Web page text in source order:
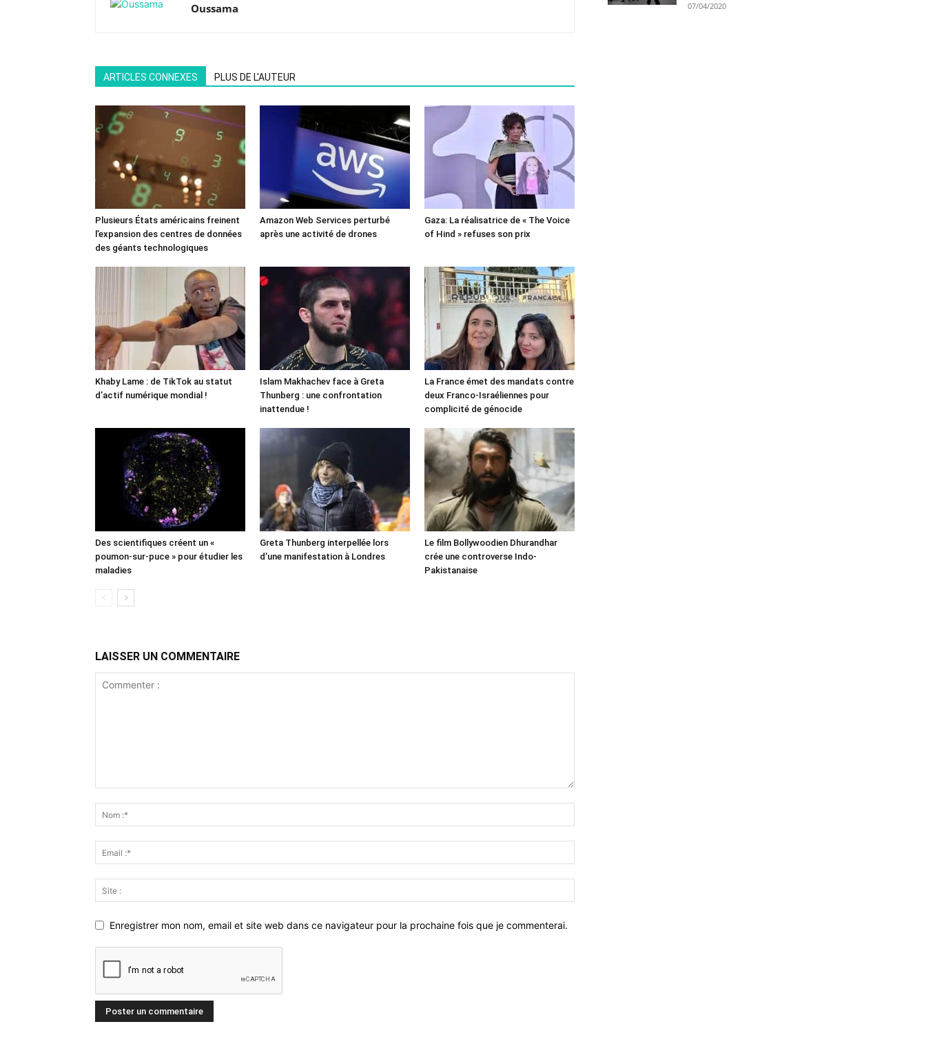
Oussama
ARTICLES CONNEXES PLUS DE L'AUTEUR
Plusieurs États américains freinent
l’expansion des centres de données
des géants technologiques
Amazon Web Services perturbé
après une activité de drones
Gaza: La réalisatrice de « The Voice
of Hind » refuses son prix
Khaby Lame : de TikTok au statut
d’actif numérique mondial !
Islam Makhachev face à Greta
Thunberg : une confrontation
inattendue !
La France émet des mandats contre
deux Franco-Israéliennes pour
complicité de génocide
Des scientifiques créent un «
poumon-sur-puce » pour étudier les
maladies
Greta Thunberg interpellée lors
d’une manifestation à Londres
Le film Bollywoodien Dhurandhar
crée une controverse Indo-
Pakistanaise
LAISSER UN COMMENTAIRE
Enregistrer mon nom, email et site web dans ce navigateur pour la prochaine fois que je commenterai.
07/04/2020